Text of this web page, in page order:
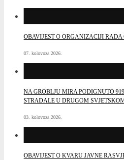
OBAVIJEST O ORGANIZACIJI RADA
07. kolovoza 2026.
NA GROBLJU MIRA PODIGNUTO
STRADALE U DRUGOM
03. kolovoza 2026.
OBAVIJEST O KVARU JAVNE